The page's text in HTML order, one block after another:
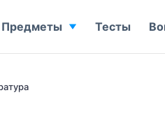
Предметы Тесты